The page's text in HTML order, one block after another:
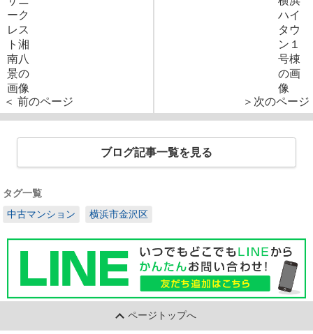
＜ 前のページ ＞次のページ
ブログ記事一覧を見る
タグ一覧
中古マンション
横浜市金沢区
ページトップへ